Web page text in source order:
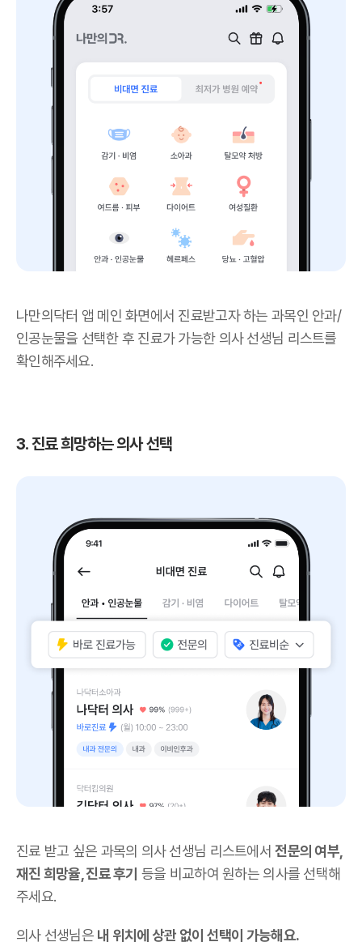
나만의닥터 앱 메인 화면에서 진료받고자 하는 과목인 안과/
인공눈물을 선택한 후 진료가 가능한 의사 선생님 리스트를
확인해주세요.
3. 진료 희망하는 의사 선택
진료 받고 싶은 과목의 의사 선생님 리스트에서전문의 여부,
재진 희망율, 진료 후기 등을 비교하여 원하는 의사를 선택해
주세요.
의사 선생님은 내 위치에 상관 없이 선택이 가능해요.